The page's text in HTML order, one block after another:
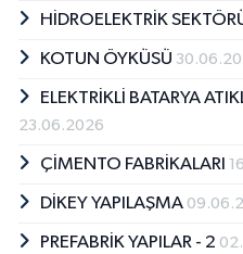
HİDROELEKTRİK
KOTUN ÖYKÜSÜ
ELEKTRİKLİ BATARYA
23.06.2026
ÇİMENTO FABRİKALARI
DİKEY YAPILAŞMA
PREFABRİK YAPILAR - 2